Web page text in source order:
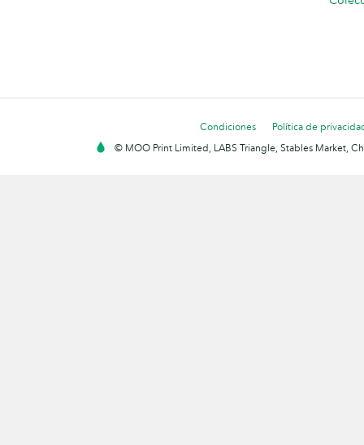
Condiciones
Política de
© MOO Print Limited, LABS Triangle, Stables Market,